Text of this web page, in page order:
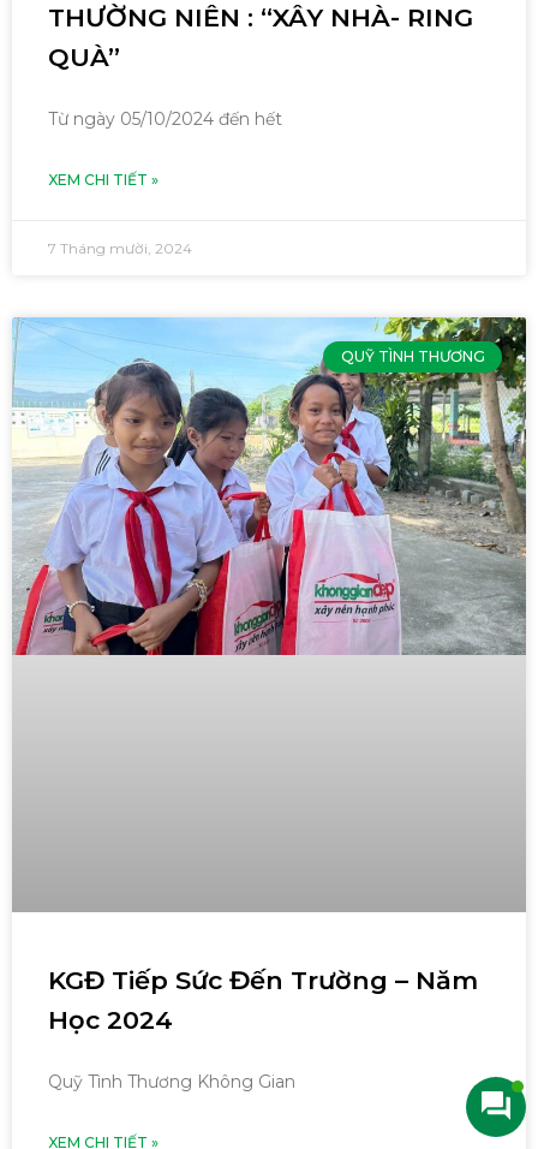
THƯỜNG NIÊN : “XÂY NHÀ- RING
QUÀ”
Từ ngày 05/10/2024 đến hết
XEM CHI TIẾT »
7 Tháng mười, 2024
QUỸ TÌNH THƯƠNG
KGĐ Tiếp Sức Đến Trường – Năm
Học 2024
Quỹ Tình Thương Không Gian
XEM CHI TIẾT »